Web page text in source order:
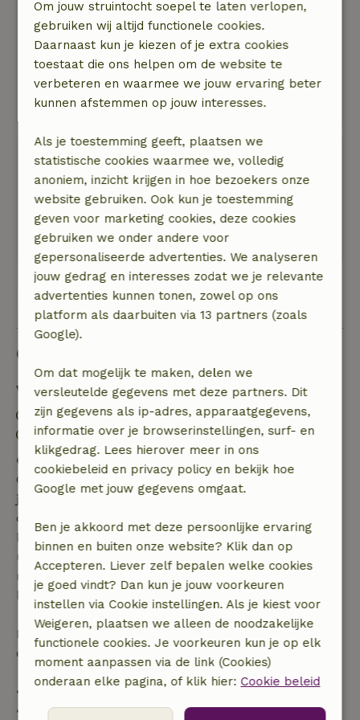
ontvangst en een prima verblijf gehad. Het
ontbijt was uitgebreid en met liefde bereid. Hier
gaan we nog eens met plezier naar terug!
Natuur, rust & ruimte: 5 /5
Prachtig aangelegde en rustige plek midden in
de rust van het achterhoekse landschap.
Dominik
24 juli 2023
Algemene beoordeling: 10/10
Natuur, rust & ruimte: 5/5
Vertaal naar het Nederlands.
Bekijk alle 5 beoordelingen
Goed om te weten
Verblijfdetails
Inchecken: 15:00- 22:00
Uitchecken: 07:00- 11:00
Gratis annuleren binnen 7 dagen
Gratis annuleren binnen 7 dagen na bevestiging van
je boeking, bij een boekingsaanvraag meer dan 28
dagen voor aanvang. Bij een boeking met aanvang
binnen 28 dagen geldt gratis annuleren binnen 24
uur. Bij annulering binnen gestelde periode heb je
recht op volledige terugbetaling van het
boekingsbedrag.
Daarna krijg je een deel van de reissom en 100% van
de borg terugbetaald:
• tot 42 dagen voor aankomst: 70% terugbetaald
• 42–28 dagen voor aankomst: 40% terugbetaald
Om jouw struintocht soepel te laten verlopen,
gebruiken wij altijd functionele cookies.
Daarnaast kun je kiezen of je extra cookies
toestaat die ons helpen om de website te
verbeteren en waarmee we jouw ervaring beter
kunnen afstemmen op jouw interesses.
Als je toestemming geeft, plaatsen we
statistische cookies waarmee we, volledig
anoniem, inzicht krijgen in hoe bezoekers onze
website gebruiken. Ook kun je toestemming
geven voor marketing cookies, deze cookies
gebruiken we onder andere voor
gepersonaliseerde advertenties. We analyseren
jouw gedrag en interesses zodat we je relevante
advertenties kunnen tonen, zowel op ons
platform als daarbuiten via 13 partners (zoals
Google).
Om dat mogelijk te maken, delen we
versleutelde gegevens met deze partners. Dit
zijn gegevens als ip-adres, apparaatgegevens,
informatie over je browserinstellingen, surf- en
klikgedrag. Lees hierover meer in ons
cookiebeleid en privacy policy en bekijk hoe
Google met jouw gegevens omgaat.
Ben je akkoord met deze persoonlijke ervaring
binnen en buiten onze website? Klik dan op
Accepteren. Liever zelf bepalen welke cookies
je goed vindt? Dan kun je jouw voorkeuren
instellen via Cookie instellingen. Als je kiest voor
Weigeren, plaatsen we alleen de noodzakelijke
functionele cookies. Je voorkeuren kun je op elk
moment aanpassen via de link (Cookies)
onderaan elke pagina, of klik hier: Cookie beleid